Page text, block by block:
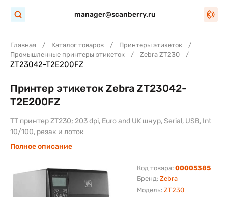
manager@scanberry.ru
Главная Каталог товаров
Принтеры этикеток
Промышленные принтеры этикеток
Zebra ZT230
ZT23042-T2E200FZ
Бренд: Zebra
Модель: ZT230
Код товара: 00005385
Принтер этикеток Zebra ZT23042-
T2E200FZ
TT принтер ZT230; 203 dpi, Euro and UK шнур, Serial, USB, Int
10/100, резак и лоток
Полное описание